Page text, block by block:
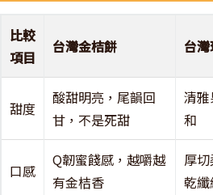
比較
項目
台灣金桔餅 台
甜度
酸甜明亮，尾韻回
甘，不是死甜
清
和
口感
Q韌蜜餞感，越嚼越
有金桔香
厚
乾